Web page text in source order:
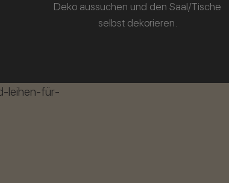
Deko aussuchen und den Saal/Tische
selbst dekorieren.